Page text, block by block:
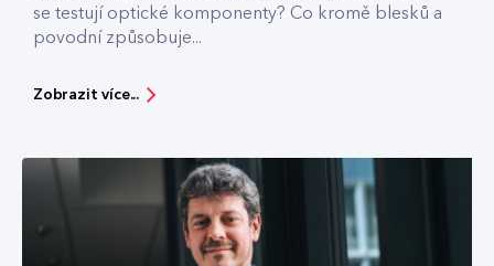
se testují optické komponenty? Co kromě blesků a
povodní způsobuje...
Zobrazit více...